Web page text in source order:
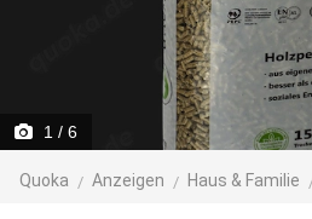
1 / 6
Quoka Anzeigen Haus & Familie